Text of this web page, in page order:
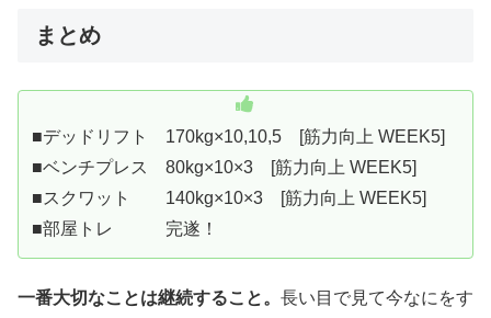
まとめ
■デッドリフト 170kg×10,10,5 [筋力向上 WEEK5]
■ベンチプレス 80kg×10×3 [筋力向上 WEEK5]
■スクワット 140kg×10×3 [筋力向上 WEEK5]
■部屋トレ 完遂！
一番大切なことは継続すること。 長い目で見て今なにをす